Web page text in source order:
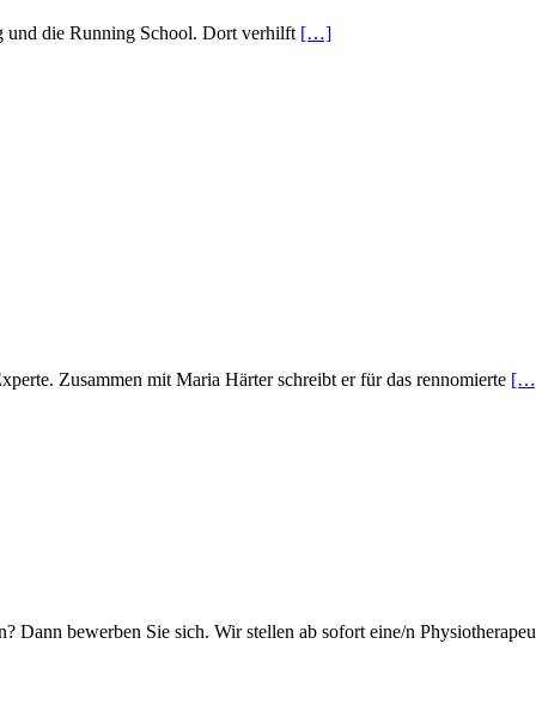
die Running School. Dort verhilft […]
Zusammen mit Maria Härter schreibt er für das rennomierte
Dann bewerben Sie sich. Wir stellen ab sofort eine/n